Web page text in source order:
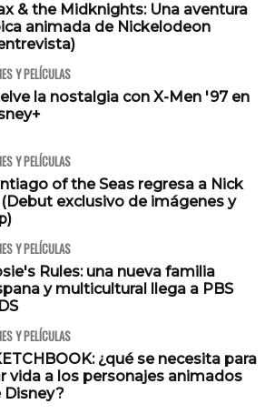
& the Midknights: Una aventura
animada de Nickelodeon
Y PELÍCULAS
la nostalgia con X-Men '97 en
Y PELÍCULAS
of the Seas regresa a Nick
(Debut exclusivo de imágenes y
Y PELÍCULAS
Rules: una nueva familia
y multicultural llega a PBS
Y PELÍCULAS
¿qué se necesita para
vida a los personajes animados
Disney?